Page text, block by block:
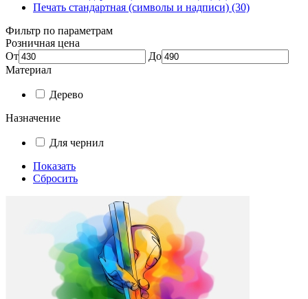
Печать стандартная (символы и надписи) (30)
Фильтр по параметрам
Розничная цена
От
До
Материал
Дерево
Назначение
Для чернил
Показать
Сбросить